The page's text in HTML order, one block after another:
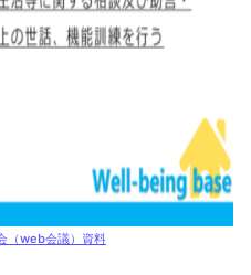
（web会議）資料